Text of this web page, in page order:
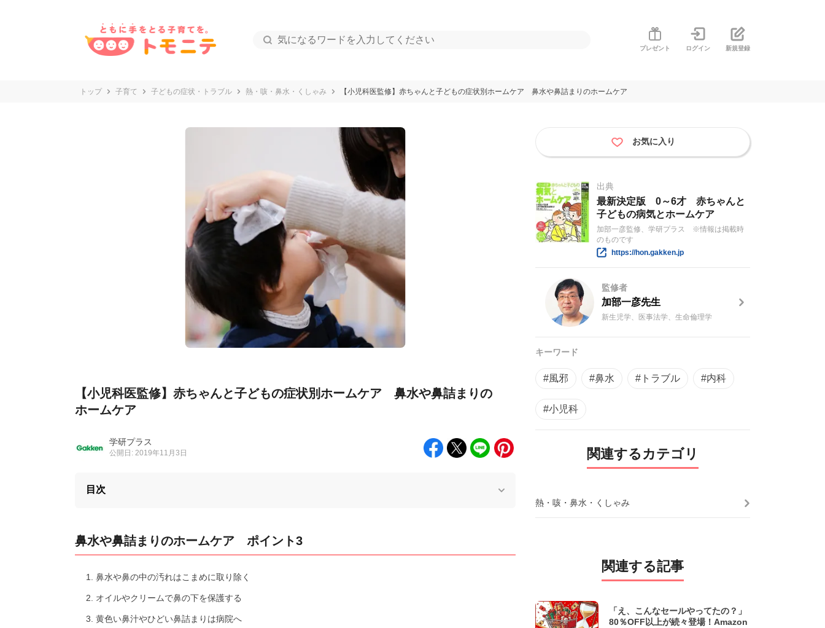
プレゼント ログイン 新規登録
トップ 子育て 子どもの症状・トラブル 熱・咳・鼻水・くしゃみ 【小児科医監修】赤ちゃんと子どもの症状別ホームケア 鼻水や鼻詰まりのホームケア
【小児科医監修】赤ちゃんと子どもの症状別ホームケア 鼻水や鼻詰まりの
ホームケア
学研プラス
公開日: 2019年11月3日
目次
鼻水や鼻詰まりのホームケア ポイント3
鼻水や鼻の中の汚れはこまめに取り除く
オイルやクリームで鼻の下を保護する
黄色い鼻汁やひどい鼻詰まりは病院へ
お気に入り
出典
最新決定版 0～6才 赤ちゃんと
子どもの病気とホームケア
加部一彦監修、学研プラス ※情報は掲載時
のものです
https://hon.gakken.jp
監修者
加部一彦先生
新生児学、医事法学、生命倫理学
キーワード
#風邪 #鼻水 #トラブル #内科
#小児科
関連するカテゴリ
熱・咳・鼻水・くしゃみ
関連する記事
「え、こんなセールやってたの？」
80％OFF以上が続々登場！Amazon